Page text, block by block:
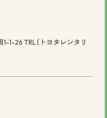
26 TRL（トヨタレンタリ